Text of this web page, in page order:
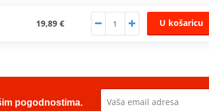
19,89 € U košaricu
pogodnostima.